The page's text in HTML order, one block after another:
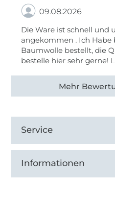
09.08.2026
Die Ware ist schnell und
angekommen . Ich Habe
Baumwolle bestellt, die
bestelle hier sehr gerne!
Alle 83031
Service
Informationen